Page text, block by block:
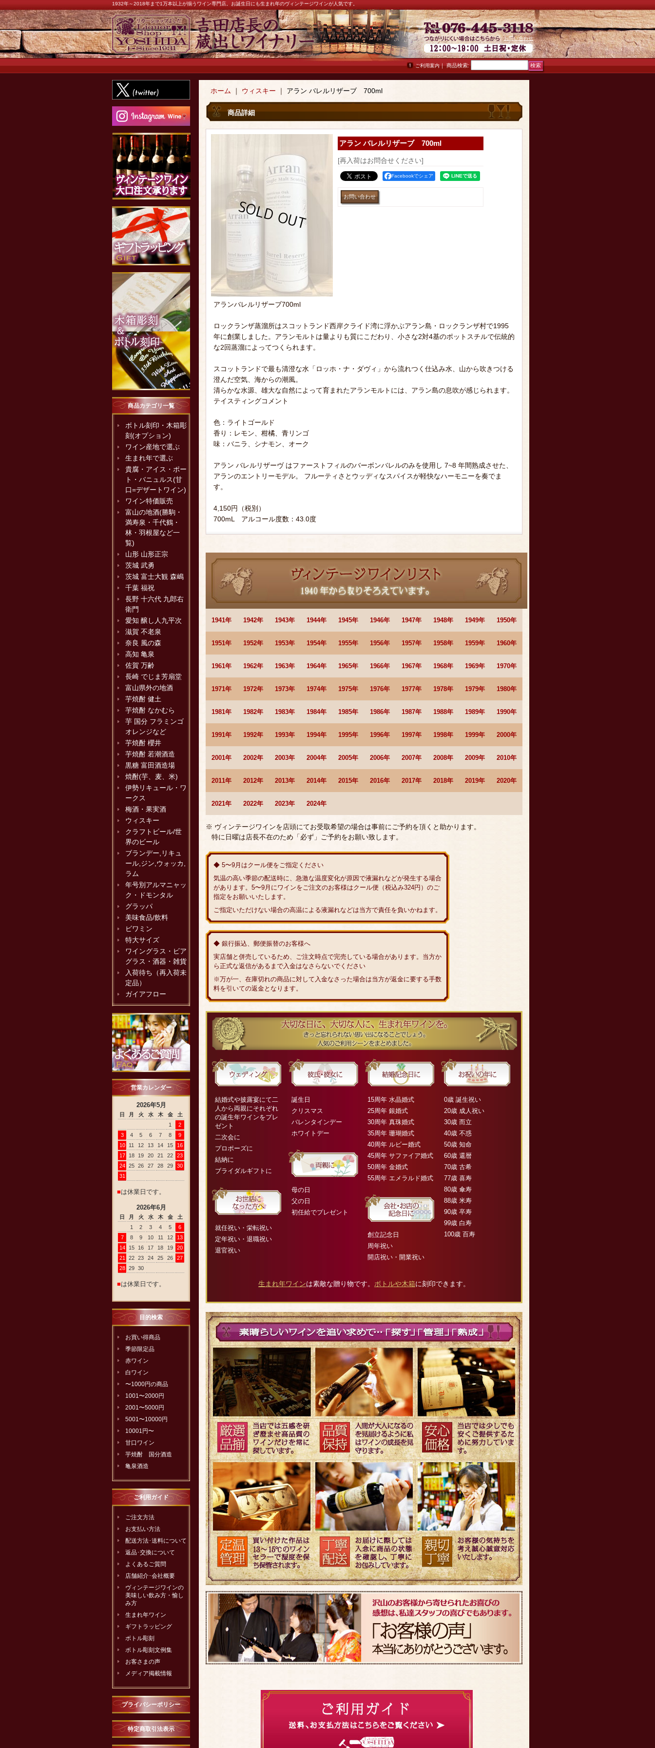
1932年～2018年まで1万本以上が揃うワイン専門店。お誕生日にも生まれ年のヴィンテージワインが人気です。
ご利用案内｜
お問い合わせ
商品検索:
商品カテゴリ一覧
ボトル刻印・木箱彫
刻(オプション)
ワイン産地で選ぶ
生まれ年で選ぶ
貴腐・アイス・ポー
ト・バニュルス(甘
口=デザートワイン)
ワイン特価販売
富山の地酒(勝駒・
満寿泉・千代鶴・
林・羽根屋など一
覧)
山形 山形正宗
茨城 武勇
茨城 富士大観 森嶋
千葉 福祝
長野 十六代 九郎右
衛門
愛知 醸し人九平次
滋賀 不老泉
奈良 風の森
高知 亀泉
佐賀 万齢
長崎 でじま芳扇堂
富山県外の地酒
芋焼酎 健土
芋焼酎 なかむら
芋 国分 フラミンゴ
オレンジなど
芋焼酎 櫻井
芋焼酎 若潮酒造
黒糖 富田酒造場
焼酎(芋、麦、米)
伊勢リキュール・ワ
ークス
梅酒・果実酒
ウィスキー
クラフトビール/世
界のビール
ブランデー,リキュ
ール,ジン,ウォッカ,
ラム
年号別アルマニャッ
ク・ドモンタル
グラッパ
美味食品/飲料
ビワミン
特大サイズ
ワイングラス・ビア
グラス・酒器・雑貨
入荷待ち（再入荷未
定品）
ガイアフロー
営業カレンダー
2026年5月
日 月 火 水 木 金
土
1
2
3
4 5 6 7 8
9
10
11 12 13 14 15
16
17
18 19 20 21 22
23
24
25 26 27 28 29
30
31
■は休業日です。
2026年6月
日 月 火 水 木 金
土
1
2 3 4 5
6
7
8 9 10 11 12
13
14
15 16 17 18 19
20
21
22 23 24 25 26
27
28
29 30
■は休業日です。
目的検索
お買い得商品
季節限定品
赤ワイン
白ワイン
〜1000円の商品
1001〜2000円
2001〜5000円
5001〜10000円
10001円〜
甘口ワイン
芋焼酎 国分酒造
亀泉酒造
ご利用ガイド
ご注文方法
お支払い方法
配送方法･送料について
返品･交換について
よくあるご質問
店舗紹介･会社概要
ヴィンテージワインの
美味しい飲み方・愉し
み方
生まれ年ワイン
ギフトラッピング
ボトル彫刻
ボトル彫刻文例集
お客さまの声
メディア掲載情報
プライバシーポリシー
特定商取引法表示
ホーム ｜ ウィスキー ｜ アラン バレルリザーブ 700ml
商品詳細
アラン バレルリザーブ 700ml
[再入荷はお問合せください]
Facebookでシェア
アランバレルリザーブ700ml
ロックランザ蒸溜所はスコットランド西岸クライド湾に浮かぶアラン島・ロックランザ村で1995
年に創業しました。アランモルトは量よりも質にこだわり、小さな2対4基のポットスチルで伝統的
な2回蒸溜によってつくられます。
スコットランドで最も清澄な水「ロッホ・ナ・ダヴィ」から流れつく仕込み水、山から吹きつける
澄んだ空気、海からの潮風。
清らかな水源、雄大な自然によって育まれたアランモルトには、アラン島の息吹が感じられます。
テイスティングコメント
色：ライトゴールド
香り：レモン、柑橘、青リンゴ
味：バニラ、シナモン、オーク
アラン バレルリザーヴ はファーストフィルのバーボンバレルのみを使用し 7~8 年間熟成させた、
アランのエントリーモデル。 フルーティさとウッディなスパイスが軽快なハーモニーを奏でま
す。
4,150円（税別）
700mL アルコール度数：43.0度
1941年 1942年 1943年 1944年 1945年 1946年 1947年 1948年 1949年 1950年
1951年 1952年 1953年 1954年 1955年 1956年 1957年 1958年 1959年 1960年
1961年 1962年 1963年 1964年 1965年 1966年 1967年 1968年 1969年 1970年
1971年 1972年 1973年 1974年 1975年 1976年 1977年 1978年 1979年 1980年
1981年 1982年 1983年 1984年 1985年 1986年 1987年 1988年 1989年 1990年
1991年 1992年 1993年 1994年 1995年 1996年 1997年 1998年 1999年 2000年
2001年 2002年 2003年 2004年 2005年 2006年 2007年 2008年 2009年 2010年
2011年 2012年 2013年 2014年 2015年 2016年 2017年 2018年 2019年 2020年
2021年 2022年 2023年 2024年
※ ヴィンテージワインを店頭にてお受取希望の場合は事前にご予約を頂くと助かります。
特に日曜は店長不在のため「必ず」ご予約をお願い致します。
◆ 5〜9月はクール便をご指定ください
気温の高い季節の配送時に、急激な温度変化が原因で液漏れなどが発生する場合
があります。5〜9月にワインをご注文のお客様はクール便（税込み324円）のご
指定をお願いいたします。
ご指定いただけない場合の高温による液漏れなどは当方で責任を負いかねます。
◆ 銀行振込、郵便振替のお客様へ
実店舗と併売しているため、ご注文時点で完売している場合があります。当方か
ら正式な返信があるまで入金はなさらないでください
※万が一、在庫切れの商品に対して入金なさった場合は当方が返金に要する手数
料を引いての返金となります。
結婚式や披露宴にて二
人から両親にそれぞれ
の誕生年ワインをプレ
ゼント
二次会に
プロポーズに
結納に
ブライダルギフトに
就任祝い・栄転祝い
定年祝い・退職祝い
退官祝い
誕生日
クリスマス
バレンタインデー
ホワイトデー
母の日
父の日
初任給でプレゼント
15周年 水晶婚式
25周年 銀婚式
30周年 真珠婚式
35周年 珊瑚婚式
40周年 ルビー婚式
45周年 サファイア婚式
50周年 金婚式
55周年 エメラルド婚式
創立記念日
周年祝い
開店祝い・開業祝い
0歳 誕生祝い
20歳 成人祝い
30歳 而立
40歳 不惑
50歳 知命
60歳 還暦
70歳 古希
77歳 喜寿
80歳 傘寿
88歳 米寿
90歳 卒寿
99歳 白寿
100歳 百寿
生まれ年ワインは素敵な贈り物です。 ボトルや木箱に刻印できます。